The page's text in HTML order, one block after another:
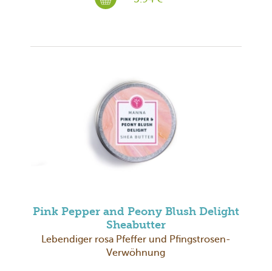
Pink Pepper and Peony Blush Delight
Sheabutter
Lebendiger rosa Pfeffer und Pfingstrosen-
Verwöhnung